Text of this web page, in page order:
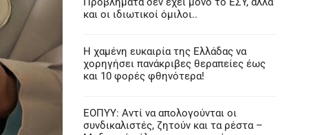
και οι ιδιωτικοί όμιλοι..
Η χαμένη ευκαιρία της Ελλάδας να
χορηγήσει πανάκριβες θεραπείες έως
και 10 φορές φθηνότερα!
ΕΟΠΥΥ: Αντί να απολογούνται οι
συνδικαλιστές, ζητούν και τα ρέστα –